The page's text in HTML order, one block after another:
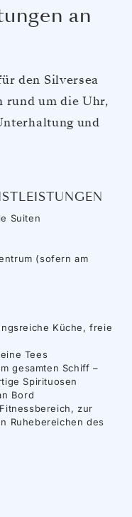
an
den Silversea
rund um die Uhr,
und
Suiten
(sofern am
Küche, freie
Tees
gesamten Schiff –
Spirituosen
Bord
zur
Ruhebereichen des